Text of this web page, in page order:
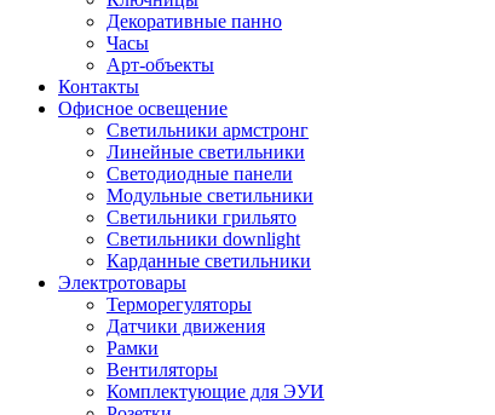
Декоративные панно
Часы
Арт-объекты
Контакты
Офисное освещение
Светильники армстронг
Линейные светильники
Светодиодные панели
Модульные светильники
Светильники грильято
Светильники downlight
Карданные светильники
Электротовары
Терморегуляторы
Датчики движения
Рамки
Вентиляторы
Комплектующие для ЭУИ